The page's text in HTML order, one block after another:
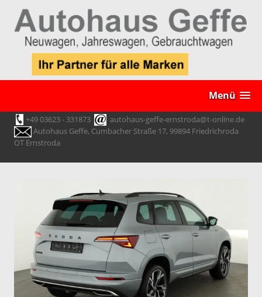
Menü
+49 03623 - 331873
autohaus-geffe-ernstroda@t-online.de
Autohaus Geffe, Cumbacher Straße 17, 99894 Friedrichroda
OT Ernstroda